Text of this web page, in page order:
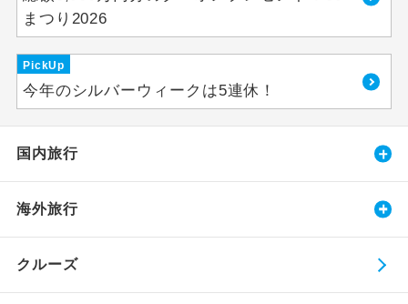
まつり2026
PickUp
今年のシルバーウィークは5連休！
国内旅行
海外旅行
クルーズ